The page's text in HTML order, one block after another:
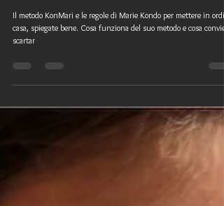
Chi è Marie Kondo e cosa piace a un
biografo del suo metodo?
casa, spiegate bene. Cosa funziona del suo metodo e cosa